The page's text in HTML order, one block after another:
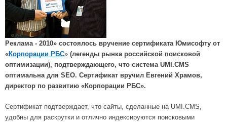
Реклама - 2010» состоялось вручение сертификата Юмисофту от
«Корпорации РБС» (легенды рынка российской поисковой
оптимизации), подтверждающего, что система UMI.CMS
оптимальна для SEO. Сертификат вручил Евгений Храмов,
директор по развитию «Корпорации РБС».
Сертификат подтверждает, что сайты, сделанные на UMI.CMS,
удобны для раскрутки и отлично индексируются поисковыми